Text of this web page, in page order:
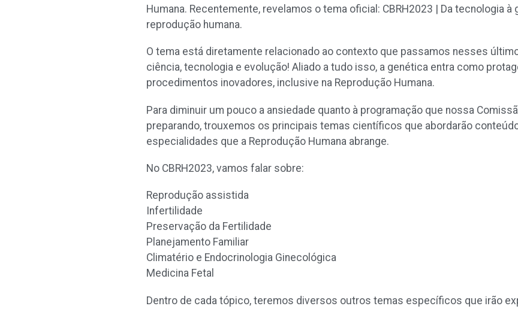
Humana. Recentemente, revelamos o tema oficial: CBRH2023 | Da tecnologia
reprodução humana.
O tema está diretamente relacionado ao contexto que passamos nesses
ciência, tecnologia e evolução! Aliado a tudo isso, a genética entra como
procedimentos inovadores, inclusive na Reprodução Humana.
Para diminuir um pouco a ansiedade quanto à programação que nossa
preparando, trouxemos os principais temas científicos que abordarão
especialidades que a Reprodução Humana abrange.
No CBRH2023, vamos falar sobre:
Reprodução assistida
Infertilidade
Preservação da Fertilidade
Planejamento Familiar
Climatério e Endocrinologia Ginecológica
Medicina Fetal
Dentro de cada tópico, teremos diversos outros temas específicos que irão